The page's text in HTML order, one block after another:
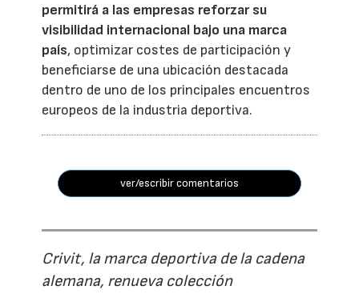
permitirá a las empresas reforzar su
visibilidad internacional bajo una marca
país, optimizar costes de participación y
beneficiarse de una ubicación destacada
dentro de uno de los principales encuentros
europeos de la industria deportiva.
ver/escribir comentarios
Crivit, la marca deportiva de la cadena
alemana, renueva colección